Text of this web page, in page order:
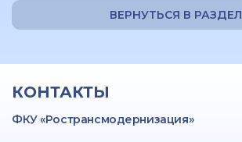
ВЕРНУТЬСЯ В РАЗДЕЛ
КОНТАКТЫ
ФКУ «Ространсмодернизация»